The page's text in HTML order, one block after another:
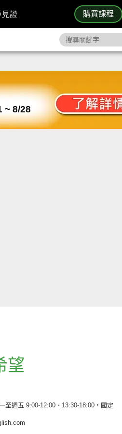
購買課程
見證
~ 8/28
望
至週五 9:00-12:00、13:30-18:00，國定